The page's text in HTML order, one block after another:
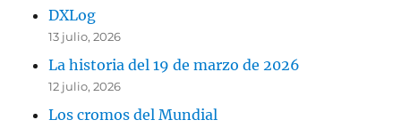
DXLog
13 julio, 2026
La historia del 19 de marzo de 2026
12 julio, 2026
Los cromos del Mundial